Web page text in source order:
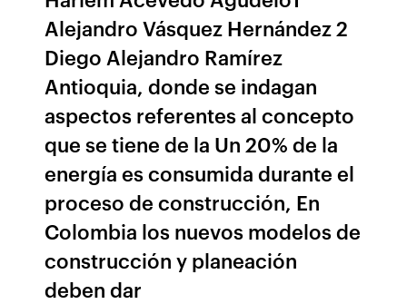
Alejandro Vásquez Hernández 2
Diego Alejandro Ramírez
Antioquia, donde se indagan
aspectos referentes al concepto
que se tiene de la Un 20% de la
energía es consumida durante el
proceso de construcción, En
Colombia los nuevos modelos de
construcción y planeación
deben dar